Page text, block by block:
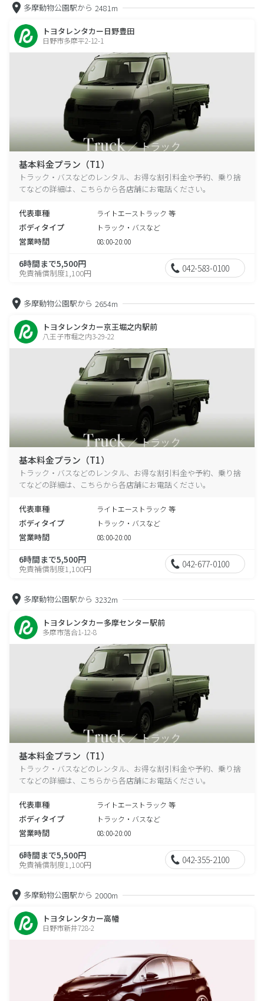
多摩動物公園駅から 2481m
トヨタレンタカー日野豊田
日野市多摩平2-12-1
基本料金プラン（T1）
トラック・バスなどのレンタル、お得な割引料金や予約、乗り捨
てなどの詳細は、こちらから各店舗にお電話ください。
代表車種 ライトエーストラック 等
ボディタイプ トラック・バスなど
営業時間 08:00-20:00
6時間まで5,500円
免責補償制度1,100円 042-583-0100
多摩動物公園駅から 2654m
トヨタレンタカー京王堀之内駅前
八王子市堀之内3-29-22
基本料金プラン（T1）
トラック・バスなどのレンタル、お得な割引料金や予約、乗り捨
てなどの詳細は、こちらから各店舗にお電話ください。
代表車種 ライトエーストラック 等
ボディタイプ トラック・バスなど
営業時間 08:00-20:00
6時間まで5,500円
免責補償制度1,100円 042-677-0100
多摩動物公園駅から 3232m
トヨタレンタカー多摩センター駅前
多摩市落合1-12-8
基本料金プラン（T1）
トラック・バスなどのレンタル、お得な割引料金や予約、乗り捨
てなどの詳細は、こちらから各店舗にお電話ください。
代表車種 ライトエーストラック 等
ボディタイプ トラック・バスなど
営業時間 08:00-20:00
6時間まで5,500円
免責補償制度1,100円 042-355-2100
多摩動物公園駅から 2000m
トヨタレンタカー高幡
日野市新井728-2